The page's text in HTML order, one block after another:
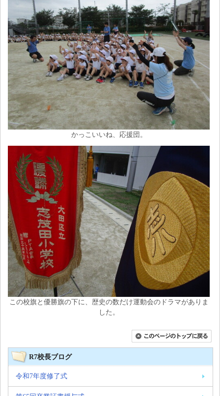
かっこいいね、応援団。
この校旗と優勝旗の下に、歴史の数だけ運動会のドラマがありま
した。
R7校長ブログ
令和7年度修了式